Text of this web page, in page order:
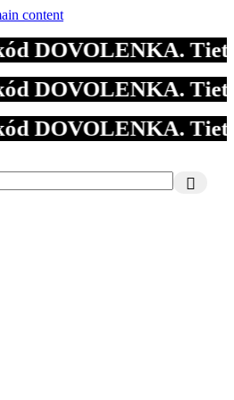
content
Tieto
Tieto
Tieto